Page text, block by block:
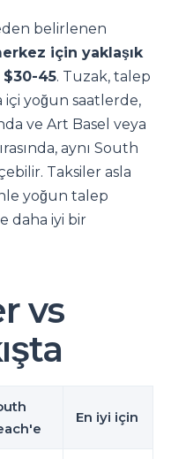
belirlenen
için yaklaşık
45. Tuzak, talep
içi yoğun saatlerde,
ve Art Basel veya
aynı South
Taksiler asla
yoğun talep
daha iyi bir
vs
En iyi için